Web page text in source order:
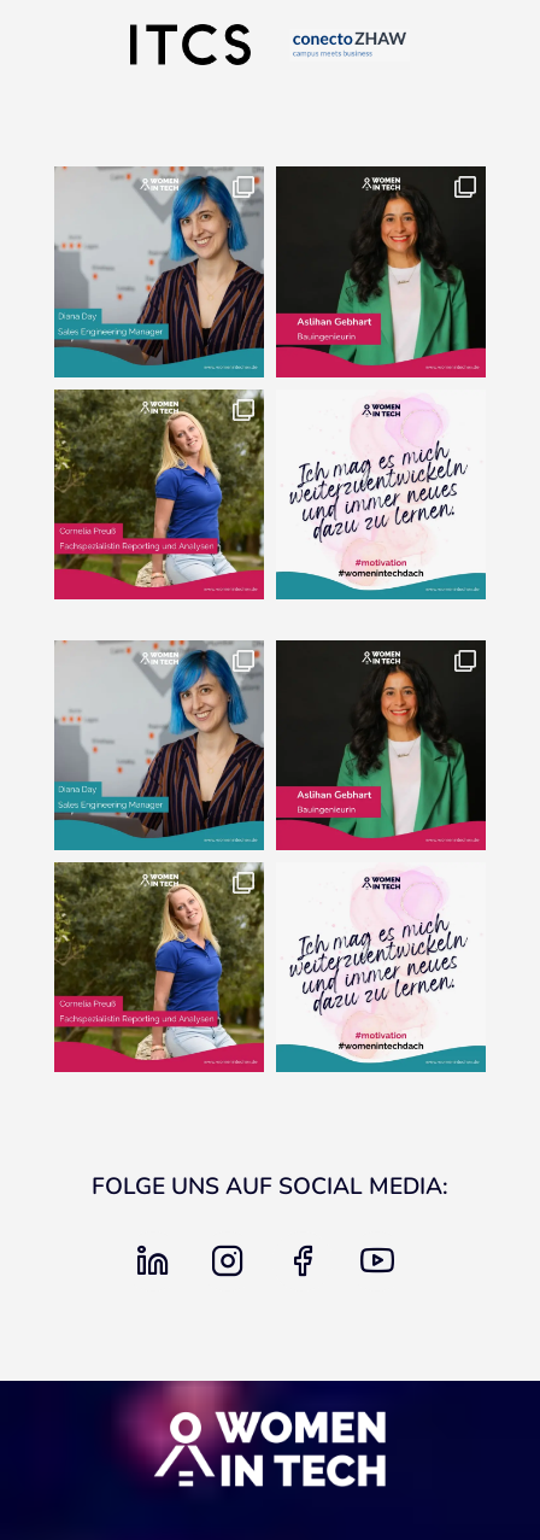
FOLGE UNS AUF SOCIAL MEDIA:
linkedin instagram